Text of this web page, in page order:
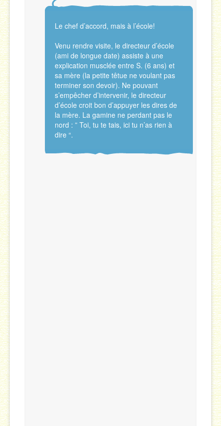
Le chef d’accord, mais à l’école!
Venu rendre visite, le directeur d’école
(ami de longue date) assiste à une
explication musclée entre S. (6 ans) et
sa mère (la petite têtue ne voulant pas
terminer son devoir). Ne pouvant
s’empêcher d’intervenir, le directeur
d’école croit bon d’appuyer les dires de
la mère. La gamine ne perdant pas le
nord : ” Toi, tu te tais, ici tu n’as rien à
dire “.